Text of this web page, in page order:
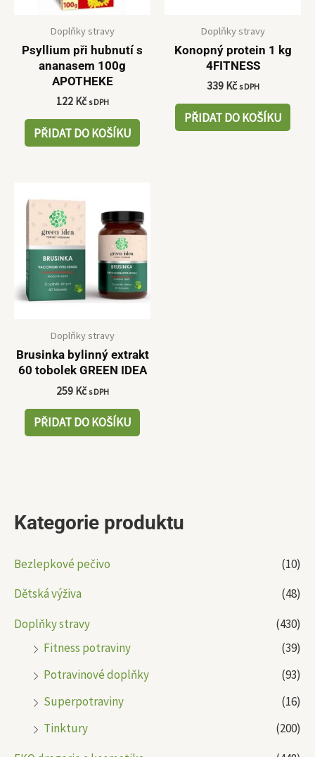
Kategorie produktu
Bezlepkové pečivo
(10)
Dětská výživa
(48)
Doplňky stravy
(430)
Fitness potraviny
(39)
Potravinové doplňky
(93)
Superpotraviny
(16)
Tinktury
(200)
Doplňky stravy
Psyllium při hubnutí s
ananasem 100g
APOTHEKE
122 Kč s DPH
PŘIDAT DO KOŠÍKU
Doplňky stravy
Konopný protein 1 kg
4FITNESS
339 Kč s DPH
PŘIDAT DO KOŠÍKU
Doplňky stravy
Brusinka bylinný extrakt
60 tobolek GREEN IDEA
259 Kč s DPH
PŘIDAT DO KOŠÍKU